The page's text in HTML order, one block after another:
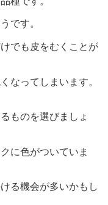
です。
でも皮をむくことが
なってしまいます。
ものを選びましょ
に色がついていま
る機会が多いかもし